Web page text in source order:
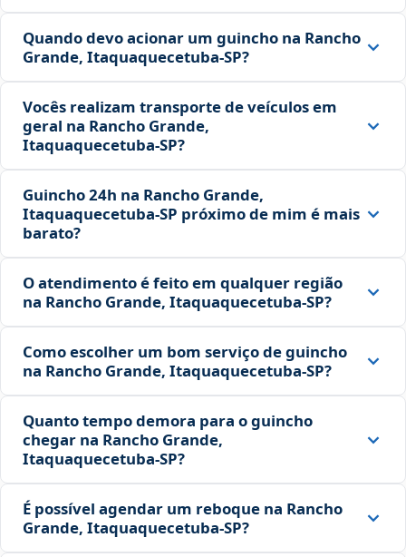
Quando devo acionar um guincho na Rancho
Grande, Itaquaquecetuba‑SP?
Vocês realizam transporte de veículos em
geral na Rancho Grande,
Itaquaquecetuba‑SP?
Guincho 24h na Rancho Grande,
Itaquaquecetuba‑SP próximo de mim é mais
barato?
O atendimento é feito em qualquer região
na Rancho Grande, Itaquaquecetuba‑SP?
Como escolher um bom serviço de guincho
na Rancho Grande, Itaquaquecetuba‑SP?
Quanto tempo demora para o guincho
chegar na Rancho Grande,
Itaquaquecetuba‑SP?
É possível agendar um reboque na Rancho
Grande, Itaquaquecetuba‑SP?